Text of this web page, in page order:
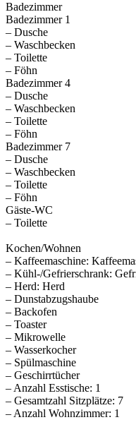
Badezimmer
Badezimmer 1
– Dusche
– Waschbecken
– Toilette
– Föhn
Badezimmer 4
– Dusche
– Waschbecken
– Toilette
– Föhn
Badezimmer 7
– Dusche
– Waschbecken
– Toilette
– Föhn
Gäste-WC
– Toilette
Kochen/Wohnen
– Kaffeemaschine:
– Kühl-/Gefrierschrank:
– Herd: Herd
– Dunstabzugshaube
– Backofen
– Toaster
– Mikrowelle
– Wasserkocher
– Spülmaschine
– Geschirrtücher
– Anzahl Esstische: 1
– Gesamtzahl Sitzplätze: 7
– Anzahl Wohnzimmer: 1